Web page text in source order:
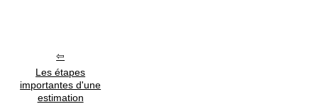
Les étapes
importantes d'une
estimation